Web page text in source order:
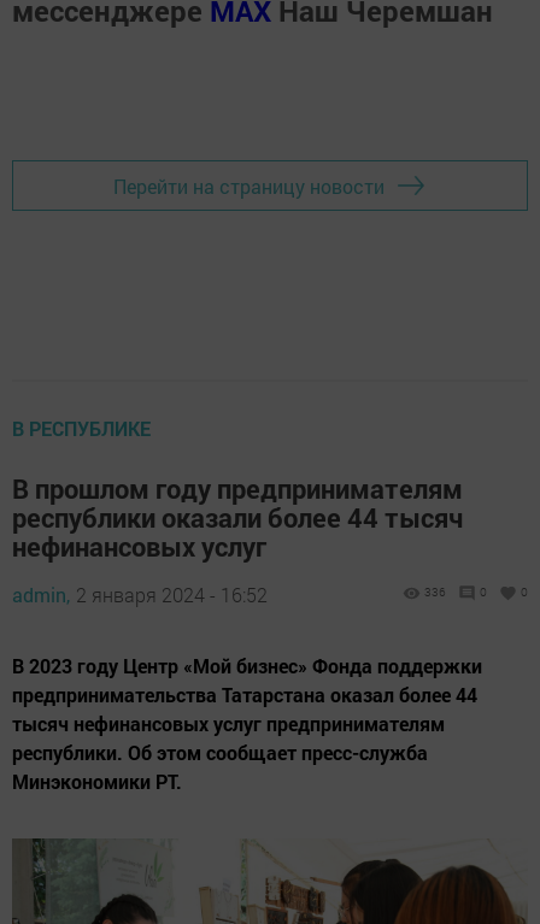
мессенджере MАХ Наш Черемшан
Перейти на страницу новости
В РЕСПУБЛИКЕ
В прошлом году предпринимателям
республики оказали более 44 тысяч
нефинансовых услуг
admin, 2 января 2024 - 16:52 336 0 0
В 2023 году Центр «Мой бизнес» Фонда поддержки
предпринимательства Татарстана оказал более 44
тысяч нефинансовых услуг предпринимателям
республики. Об этом сообщает пресс-служба
Минэкономики РТ.